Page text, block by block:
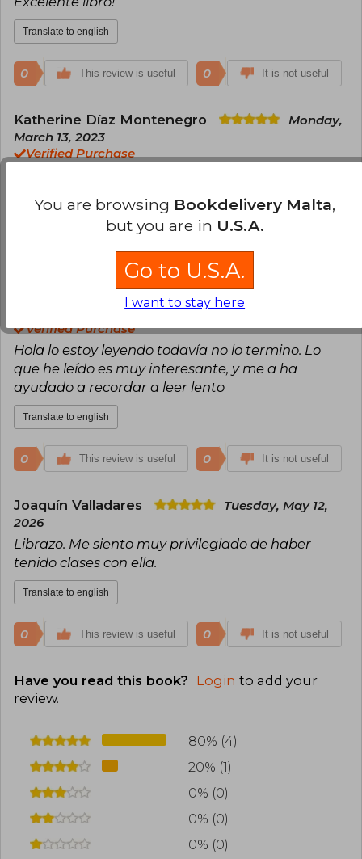
Translate to english
0 This review is useful 0 It is not useful
Katherine Díaz Montenegro
Monday,
March 13, 2023
Verified Purchase
Translate to english
This review is useful 0
Wednesday, March 22, 2023
Verified Purchase
Hola lo estoy leyendo todavía no lo termino. Lo
que he leído es muy interesante, y me a ha
ayudado a recordar a leer lento
Translate to english
0 This review is useful 0 It is not useful
Joaquín Valladares
Tuesday, May 12,
2026
Librazo. Me siento muy privilegiado de haber
tenido clases con ella.
Translate to english
0 This review is useful 0 It is not useful
Have you read this book? Login to add your
review.
80% (4)
20% (1)
0% (0)
0% (0)
0% (0)
You are browsing Bookdelivery Malta,
but you are in U.S.A.
Go to U.S.A.
I want to stay here